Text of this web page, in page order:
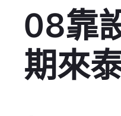
08靠
期來